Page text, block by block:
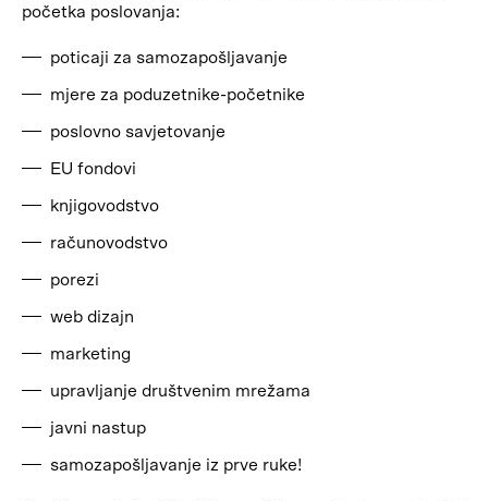
početka poslovanja:
poticaji za samozapošljavanje
mjere za poduzetnike-početnike
poslovno savjetovanje
EU fondovi
knjigovodstvo
računovodstvo
porezi
web dizajn
marketing
upravljanje društvenim mrežama
javni nastup
samozapošljavanje iz prve ruke!